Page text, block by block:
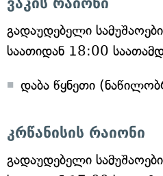
ვაკის რაიონი
გადაუდებელი
საათიდან 18:00
დაბა წყნეთი
კრწანისის რაიონი
გადაუდებელი